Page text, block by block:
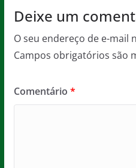
Deixe um
O seu endereço de e-mail
Campos obrigatórios são
Comentário *